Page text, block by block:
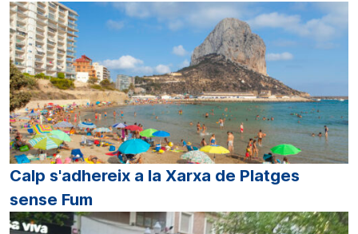
Calp s'adhereix a la Xarxa de Platges
sense Fum